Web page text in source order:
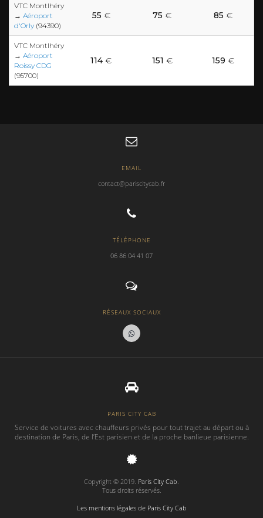
VTC Montlhéry
→ Aéroport
d'Orly (94390)
55 € 75 € 85 €
VTC Montlhéry
→ Aéroport
Roissy CDG
(95700)
114 € 151 € 159 €
EMAIL
contact@pariscitycab.fr
TÉLÉPHONE
06 86 04 41 07
RÉSEAUX SOCIAUX
PARIS CITY CAB
Service de voitures avec chauffeurs privés pour tout trajet au départ ou à
destination de Paris, de l’Est parisien et de la proche banlieue parisienne.
Copyright © 2019. Paris City Cab
Tous droits réservés.
Les mentions légales de Paris City Cab